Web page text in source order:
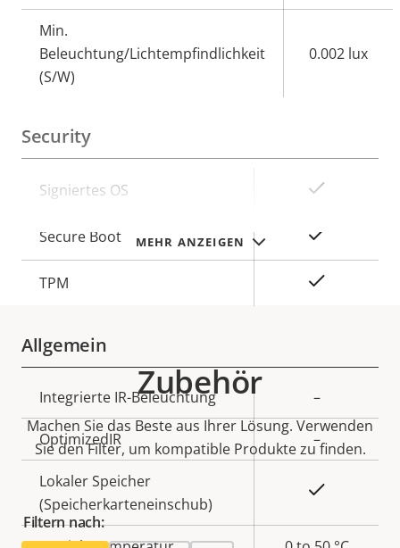
MEHR ANZEIGEN
Min.
Beleuchtung/Lichtempfindlichkeit
(S/W)
0.002 lux
Security
Eigentumsbeschreibung Eigentumswert
Signiertes OS
Secure Boot
TPM
Allgemein
Eigentumsbeschreibung Eigentumswert
Integrierte IR-Beleuchtung –
OptimizedIR –
Lokaler Speicher
(Speicherkarteneinschub)
Zubehör
Machen Sie das Beste aus Ihrer Lösung. Verwenden
Sie den Filter, um kompatible Produkte zu finden.
Filtern nach: